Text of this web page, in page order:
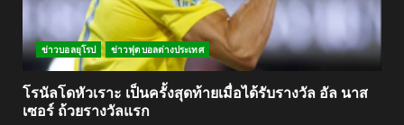
ข่าวบอลยุโรป ข่าวฟุตบอลต่างประเทศ
โรนัลโดหัวเราะ เป็นครั้งสุดท้ายเมื่อได้รับรางวัล อัล นาส
เซอร์ ถ้วยรางวัลแรก